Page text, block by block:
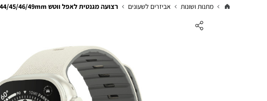
מתנות ושונות אביזרים לשעונים רצועה מגנטית לאפל ווטש 44/45/46/49mm סיליקון עם גימור עור ואבזם STRATA דגם WA03 שמנת